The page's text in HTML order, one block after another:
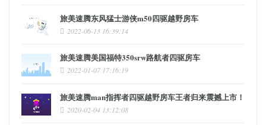
旅美速腾东风猛士游侠m50四驱越野房车
2022-06-13 16:39:14
旅美速腾美国福特350srw路航者四驱房车
2022-01-07 17:16:19
旅美速腾man指挥者四驱越野房车王者归来震撼上市！
2020-02-04 13:12:08